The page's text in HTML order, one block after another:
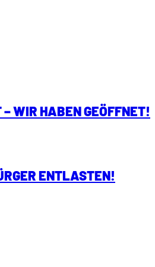
WIR HABEN GEÖFFNET!
ENTLASTEN!